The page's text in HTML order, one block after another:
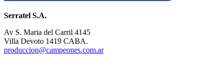
Serratel S.A.
Av S. Maria del Carril 4145
Villa Devoto 1419 CABA.
produccion@campeones.com.ar